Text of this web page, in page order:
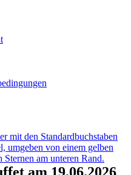
am 19.06.2026